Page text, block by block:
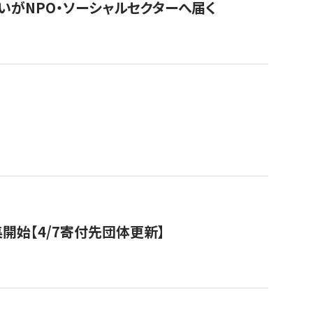
NPO・ソーシャルセクターへ届く
始【4/7寄付先団体更新】